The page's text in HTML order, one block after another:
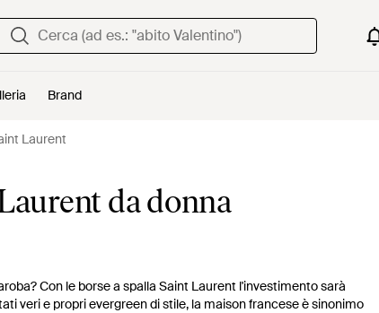
Brand
Laurent
da donna
Con le borse a spalla Saint Laurent l'investimento sarà
veri e propri evergreen di stile, la maison francese è sinonimo